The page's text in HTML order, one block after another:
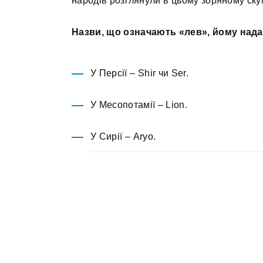
Назви, що означають «лев», йому
У Персії – Shir чи Ser.
У Месопотамії – Lion.
У Сирії – Aryo.